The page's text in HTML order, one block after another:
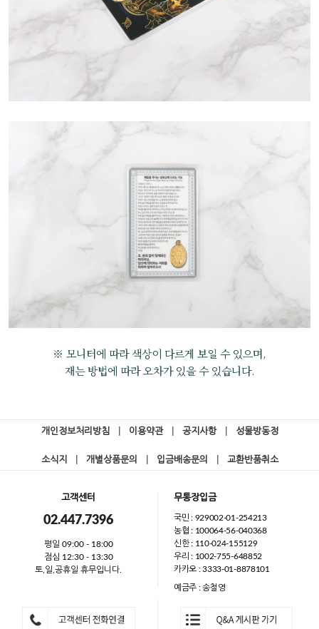
※ 모니터에 따라 색상이 다르게 보일 수 있으며,
재는 방법에 따라 오차가 있을 수 있습니다.
개인정보처리방침 이용약관 공지사항 성물방동정
소식지 개별상품문의 입금배송문의 교환반품취소
고객센터
02.447.7396
평일 09:00 - 18:00
점심 12:30 - 13:30
토,일,공휴일 휴무입니다.
무통장입금
국민 : 929002-01-254213
농협 : 100064-56-040368
신한 : 110-024-155129
우리 : 1002-755-648852
카카오 : 3333-01-8878101
예금주 : 송철영